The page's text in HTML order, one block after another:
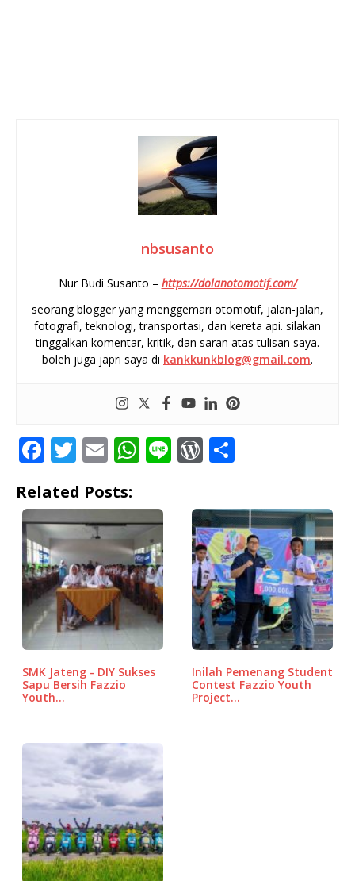
nbsusanto
Nur Budi Susanto – https://dolanotomotif.com/
seorang blogger yang menggemari otomotif, jalan-jalan,
fotografi, teknologi, transportasi, dan kereta api. silakan
tinggalkan komentar, kritik, dan saran atas tulisan saya.
boleh juga japri saya di kankkunkblog@gmail.com.
F
c
e
b
o
o
k
T
it
te
r
E
ai
l
W
at
s
A
p
p
Li W
r
d
P
r
e
ss
ar
e
Related Posts:
SMK Jateng - DIY Sukses
Sapu Bersih Fazzio
Youth…
Inilah Pemenang Student
Contest Fazzio Youth
Project…